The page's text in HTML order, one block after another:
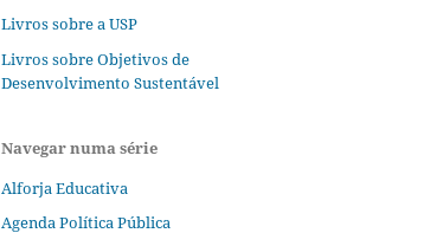
Livros sobre a USP
Livros sobre Objetivos de
Desenvolvimento Sustentável
Navegar numa série
Alforja Educativa
Agenda Política Pública